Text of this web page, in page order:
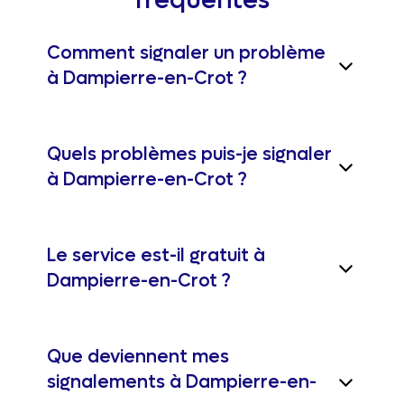
Comment signaler un problème
à Dampierre-en-Crot ?
Quels problèmes puis-je signaler
à Dampierre-en-Crot ?
Le service est-il gratuit à
Dampierre-en-Crot ?
Que deviennent mes
signalements à Dampierre-en-